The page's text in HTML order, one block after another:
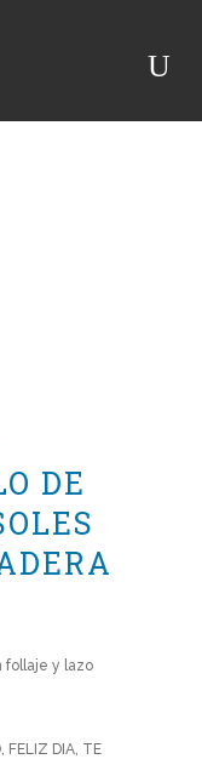
DE
follaje y lazo
DIA, TE